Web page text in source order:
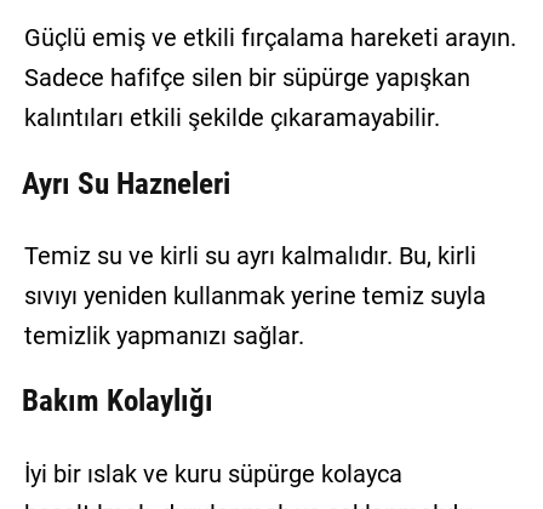
Güçlü emiş ve etkili fırçalama hareketi arayın.
Sadece hafifçe silen bir süpürge yapışkan
kalıntıları etkili şekilde çıkaramayabilir.
Ayrı Su Hazneleri
Temiz su ve kirli su ayrı kalmalıdır. Bu, kirli
sıvıyı yeniden kullanmak yerine temiz suyla
temizlik yapmanızı sağlar.
Bakım Kolaylığı
İyi bir ıslak ve kuru süpürge kolayca